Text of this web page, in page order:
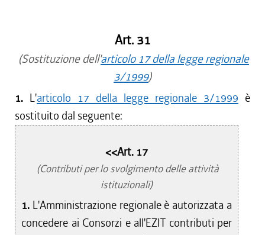
Art. 31
(Sostituzione dell'articolo 17 della legge regionale
3/1999)
1. L'articolo 17 della legge regionale 3/1999 è
sostituito dal seguente:
<<Art. 17
(Contributi per lo svolgimento delle attività
istituzionali)
1. L'Amministrazione regionale è autorizzata a
concedere ai Consorzi e all'EZIT contributi per